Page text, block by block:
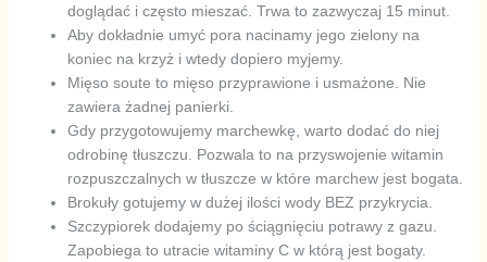
doglądać i często mieszać. Trwa to zazwyczaj 15 minut.
Aby dokładnie umyć pora nacinamy jego zielony na
koniec na krzyż i wtedy dopiero myjemy.
Mięso soute to mięso przyprawione i usmażone. Nie
zawiera żadnej panierki.
Gdy przygotowujemy marchewkę, warto dodać do niej
odrobinę tłuszczu. Pozwala to na przyswojenie witamin
rozpuszczalnych w tłuszcze w które marchew jest bogata.
Brokuły gotujemy w dużej ilości wody BEZ przykrycia.
Szczypiorek dodajemy po ściągnięciu potrawy z gazu.
Zapobiega to utracie witaminy C w którą jest bogaty.